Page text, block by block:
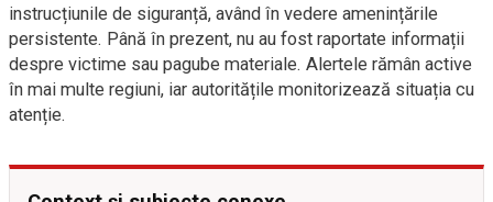
instrucțiunile de siguranță, având în vedere amenințările
persistente. Până în prezent, nu au fost raportate informații
despre victime sau pagube materiale. Alertele rămân active
în mai multe regiuni, iar autoritățile monitorizează situația cu
atenție.